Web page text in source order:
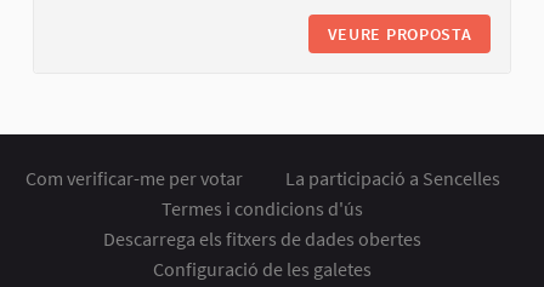
VEURE PROPOSTA
Com verificar-me per votar
La participació a Sencelles
Termes i condicions d'ús
Descarrega els fitxers de dades obertes
Configuració de les galetes